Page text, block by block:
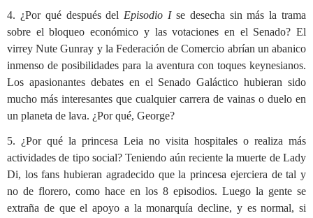
4. ¿Por qué después del Episodio Ise desecha sin más la trama
sobre el bloqueo económico y las votaciones en el Senado? El
virrey Nute Gunray y la Federación de Comercio abrían un abanico
inmenso de posibilidades para la aventura con toques keynesianos.
Los apasionantes debates en el Senado Galáctico hubieran sido
mucho más interesantes que cualquier carrera de vainas o duelo en
un planeta de lava. ¿Por qué, George?
5. ¿Por qué la princesa Leia no visita hospitales o realiza más
actividades de tipo social? Teniendo aún reciente la muerte de Lady
Di, los fans hubieran agradecido que la princesa ejerciera de tal y
no de florero, como hace en los 8 episodios. Luego la gente se
extraña de que el apoyo a la monarquía decline, y es normal, si